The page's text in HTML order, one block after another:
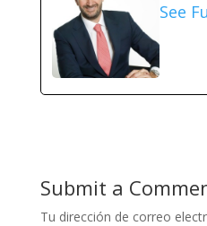
See
Submit a
Tu dirección de correo